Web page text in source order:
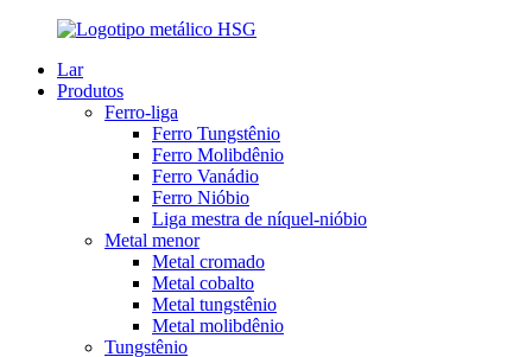
Lar
Produtos
Ferro-liga
Ferro Tungstênio
Ferro Molibdênio
Ferro Vanádio
Ferro Nióbio
Liga mestra de níquel-nióbio
Metal menor
Metal cromado
Metal cobalto
Metal tungstênio
Metal molibdênio
Tungstênio